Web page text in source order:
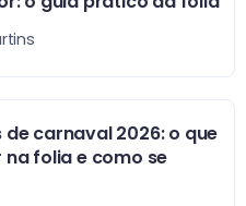
de carnaval 2026: o que
folia e como se